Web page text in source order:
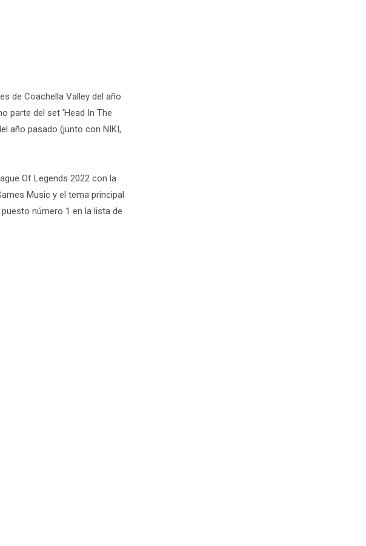
de Coachella Valley del año
parte del set 'Head In The
año pasado (junto con NIKI,
Of Legends 2022 con la
Music y el tema principal
número 1 en la lista de